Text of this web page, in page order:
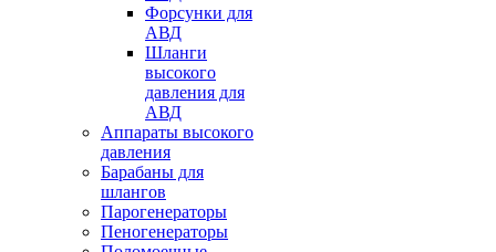
Форсунки для
АВД
Шланги
высокого
давления для
АВД
Аппараты высокого
давления
Барабаны для
шлангов
Парогенераторы
Пеногенераторы